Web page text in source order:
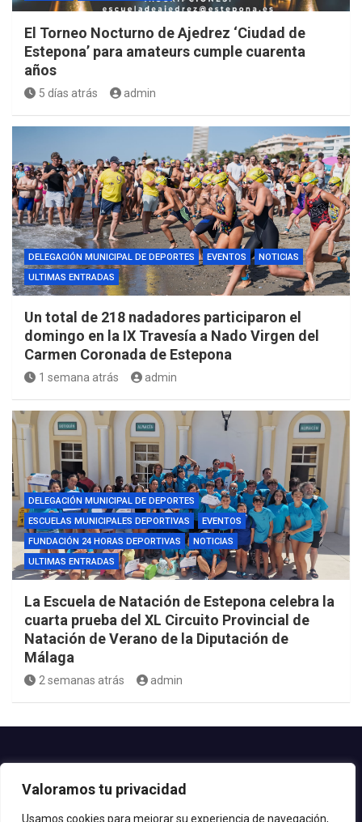
Valoramos tu privacidad
Usamos cookies para mejorar su experiencia de navegación,
El Torneo Nocturno de Ajedrez ‘Ciudad de
Estepona’ para amateurs cumple cuarenta
años
5 días atrás admin
DELEGACIÓN MUNICIPAL DE DEPORTES EVENTOS
NOTICIAS
ULTIMAS ENTRADAS
Un total de 218 nadadores participaron el
domingo en la IX Travesía a Nado Virgen del
Carmen Coronada de Estepona
1 semana atrás admin
DELEGACIÓN MUNICIPAL DE DEPORTES
ESCUELAS MUNICIPALES DEPORTIVAS
EVENTOS
FUNDACIÓN 24 HORAS DEPORTIVAS
NOTICIAS
ULTIMAS ENTRADAS
La Escuela de Natación de Estepona celebra la
cuarta prueba del XL Circuito Provincial de
Natación de Verano de la Diputación de
Málaga
2 semanas atrás admin
Teléfono: 952.80.24.44